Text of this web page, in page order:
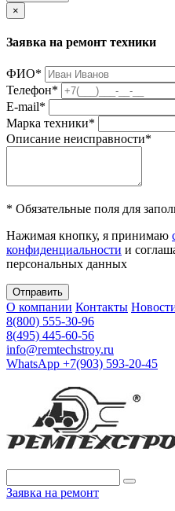
×
Заявка на ремонт техники
ФИО*
Телефон*
E-mail*
Марка техники*
Описание неисправности*
* Обязательные поля для
Нажимая кнопку, я принимаю
конфиденциальности и
персональных данных
Отправить
О компании Контакты
8(800) 555-30-96
8(495) 445-60-56
info@remtechstroy.ru
WhatsApp +7(903) 593-20-45
Заявка на ремонт